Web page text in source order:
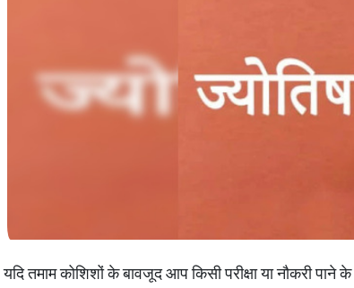
यदि तमाम कोशिशों के बावजूद आप किसी परीक्षा या नौकरी